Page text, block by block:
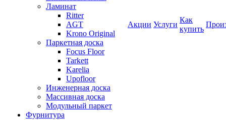
Ламинат
Ritter
AGT
Krono Original
Паркетная доска
Focus Floor
Tarkett
Karelia
Upofloor
Инженерная доска
Массивная доска
Модульный паркет
Фурнитура
Акции Услуги
Как
купить